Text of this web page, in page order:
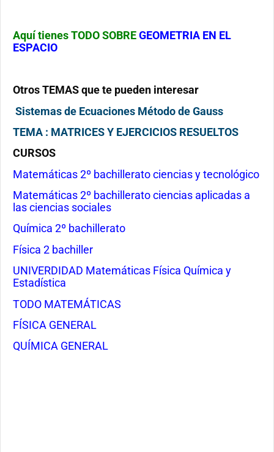
Aquí tienes TODO SOBREGEOMETRIA EN EL
ESPACIO
Otros TEMAS que te pueden interesar
Sistemas de Ecuaciones Método de Gauss
TEMA : MATRICES Y EJERCICIOS RESUELTOS
CURSOS
Matemáticas 2º bachillerato ciencias y tecnológico
Matemáticas 2º bachillerato ciencias aplicadas a
las ciencias sociales
Química 2º bachillerato
Física 2 bachiller
UNIVERDIDAD Matemáticas Física Química y
Estadística
TODO MATEMÁTICAS
FÍSICA GENERAL
QUÍMICA GENERAL